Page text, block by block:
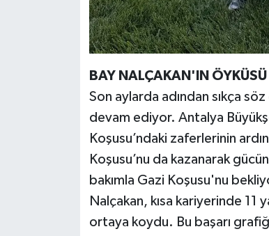
BAY NALÇAKAN'IN ÖYKÜSÜ
Son aylarda adından sıkça
devam ediyor. Antalya
Koşusu’ndaki zaferlerinin
Koşusu’nu da kazanarak
bakımla Gazi Koşusu'nu
Nalçakan, kısa kariyerinde
ortaya koydu. Bu başarı